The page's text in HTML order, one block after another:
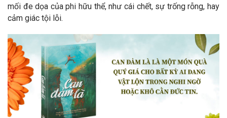
mối đe dọa của phi hữu thể, như cái chết, sự trống rỗng, hay
cảm giác tội lỗi.